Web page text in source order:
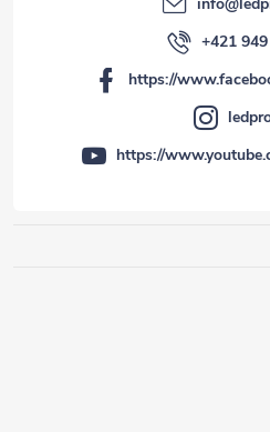
+421
https://
https://